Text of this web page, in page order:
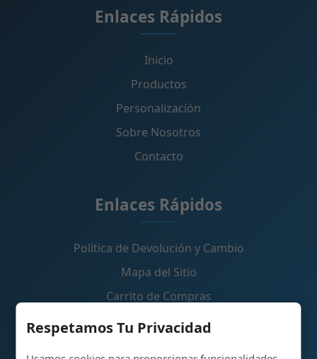
Respetamos Tu Privacidad
Enlaces Rápidos
Inicio
Productos
Personalización
Sobre Nosotros
Contacto
Enlaces Rápidos
Política de Devolución y Cambio
Mapa del Sitio
Carrito de Compras